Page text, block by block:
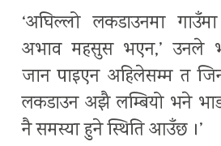
‘अघिल्लो लकडाउनमा
अभाव महसुस भएन,’ उनले
जान पाइएन अहिलेसम्म त
लकडाउन अझै लम्बियो भने
नै समस्या हुने स्थिति आउँछ ।’